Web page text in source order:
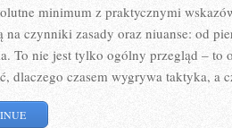
minimum z praktycznymi
na czynniki zasady oraz niuanse: od
To nie jest tylko ogólny przegląd – to
dlaczego czasem wygrywa taktyka, a